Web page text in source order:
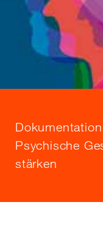
Psychische
stärken